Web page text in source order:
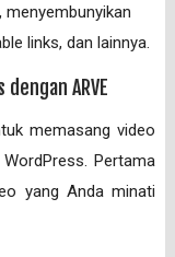
links, dan lainnya.
ARVE
memasang video
Pertama
yang Anda minati